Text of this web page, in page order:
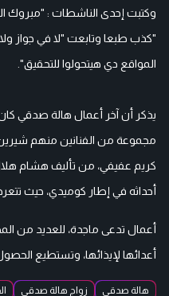
وكتبت إحدى الناشطات : "مبروك
"كذب طبعا وتابعت "لا في جواز
المواقع دي هيتحولوا للتحقيق".
يذكر أن آخر أعمال هالة صدقي
مجموعة من الفنانين منهم
كريم عفيفي، من تأليف هشام
أحداثه في إطار كوميدي، حيث
أعمال تدعى ماجدة، للعديد من
أعدائها لإيذائها، وتستطيع
هالة صدقي زواج هالة صدقي